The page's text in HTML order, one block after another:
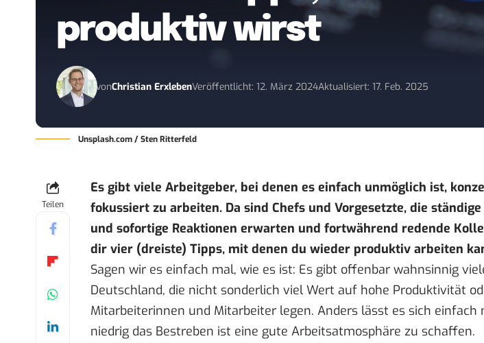
produktiv wirst
vonChristian ErxlebenVeröffentlicht: 12. März 2024Aktualisiert: 17. Feb. 2025
Unsplash.com / Sten Ritterfeld
Teilen
Es gibt viele Arbeitgeber, bei denen es einfach unmöglich ist,
fokussiert zu arbeiten. Da sind Chefs und Vorgesetzte, die
und sofortige Reaktionen erwarten und fortwährend redende
dir vier (dreiste) Tipps, mit denen du wieder produktiv arbeiten
Sagen wir es einfach mal, wie es ist: Es gibt offenbar wahnsinnig
Deutschland, die nicht sonderlich viel Wert auf hohe Produktivität
Mitarbeiterinnen und Mitarbeiter legen. Anders lässt es sich einfach
niedrig das Bestreben ist eine gute Arbeitsatmosphäre zu schaffen.